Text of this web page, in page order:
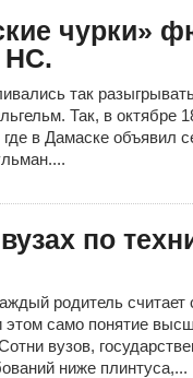
чурки»
НС.
так
Так, в октябре
в Дамаске объявил
по
родитель считает
само понятие
вузов,
ниже плинтуса,...